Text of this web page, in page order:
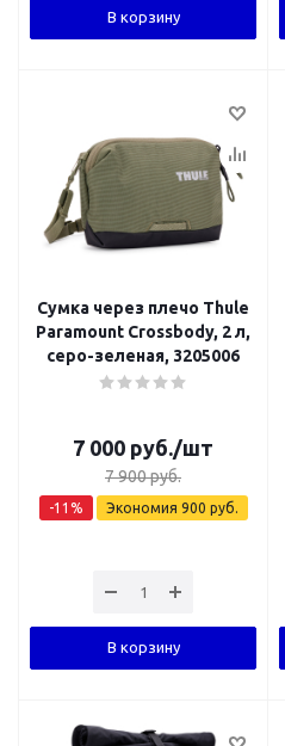
В корзину
Сумка через плечо Thule
Paramount Crossbody, 2 л,
серо-зеленая, 3205006
7 000 руб./шт
7 900руб.
-11 % Экономия 900 руб.
В корзину